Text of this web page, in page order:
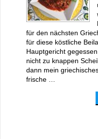
für den nächsten
für diese köstliche
Hauptgericht
nicht zu knappen
dann mein
frische …